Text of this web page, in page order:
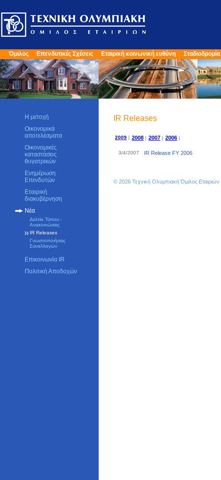
Όμιλος Επενδυτικές Σχέσεις Εταιρική κοινωνική ευθύνη Σταδιοδρομία
Η μετοχή
Οικονομικά
αποτελέσματα
Οικονομικές
καταστάσεις
θυγατρικών
Ενημέρωση
Επενδυτών
Εταιρική
διακυβέρνηση
Νέα
Δελτία Τύπου -
Ανακοινώσεις
IR Releases
Γνωστοποιήσεις
Συναλλαγών
Επικοινωνία IR
Πολιτική Αποδοχών
IR Releases
2009 | 2008 | 2007 | 2006 |
3/4/2007 IR Release FY 2006
© 2026 Τεχνική Ολυμπιακή Όμιλος